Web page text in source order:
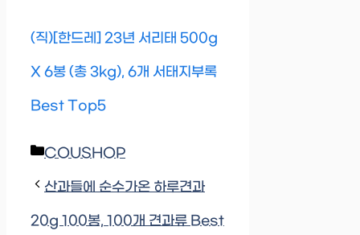
(직)[한드레] 23년 서리태 500g
X 6봉 (총 3kg), 6개 서태지부록
Best Top5
Categories
COUSHOP
산과들에 순수가온 하루견과
20g 100봉, 100개 견과류 Best